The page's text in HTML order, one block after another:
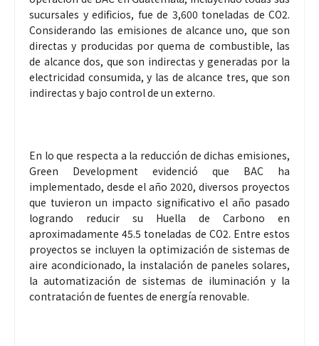
sucursales y edificios, fue de 3,600 toneladas de CO2.
Considerando las emisiones de alcance uno, que son
directas y producidas por quema de combustible, las
de alcance dos, que son indirectas y generadas por la
electricidad consumida, y las de alcance tres, que son
indirectas y bajo control de un externo.
En lo que respecta a la reducción de dichas emisiones,
Green Development evidenció que BAC ha
implementado, desde el año 2020, diversos proyectos
que tuvieron un impacto significativo el año pasado
logrando reducir su Huella de Carbono en
aproximadamente 45.5 toneladas de CO2. Entre estos
proyectos se incluyen la optimización de sistemas de
aire acondicionado, la instalación de paneles solares,
la automatización de sistemas de iluminación y la
contratación de fuentes de energía renovable.